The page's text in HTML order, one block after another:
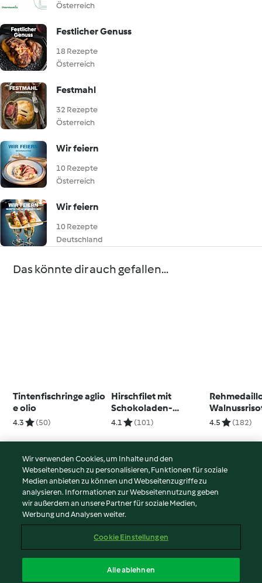
Österreich
Festlicher Genuss
18 Rezepte
Österreich
Festmahl
32 Rezepte
Österreich
Wir feiern
10 Rezepte
Österreich
Wir feiern
10 Rezepte
Deutschland
Das könnte dir auch gefallen...
Tintenfischringe aglio
e olio
4.3 (50)
Hirschfilet mit
Schokoladen-
Pfeffersauce
4.1 (101) 4.5 (182)
© Copyright 2026
Nutzungsbedingungen
Datenschutzrichtlinien
Impressum
Inhalt melden
Wir verwenden Cookies, um Inhalte und den
Webseitenbesuch zu personalisieren, Funktionen für soziale
Medien anbieten zu können und Webseitenzugriffe zu
analysieren. Informationen zur Webseitennutzung geben
wir außerdem an unsere Partner für soziale Medien,
Werbung und Analysen weiter.
Cookie Einstellungen
Alle ablehnen